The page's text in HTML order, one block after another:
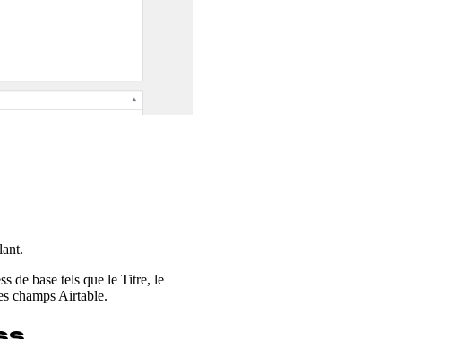
de base tels que le Titre, le
champs Airtable.